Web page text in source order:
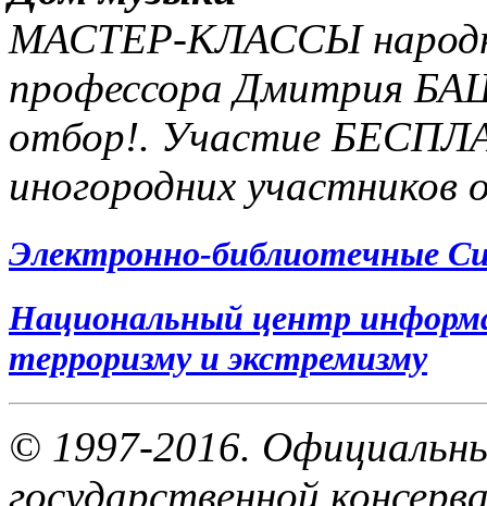
МАСТЕР-КЛАССЫ
профессора Дмитрия
отбор!. Участие
иногородних
Электронно-библиотечные
Национальный центр
терроризму и экстремизму
© 1997-2016.
государственной